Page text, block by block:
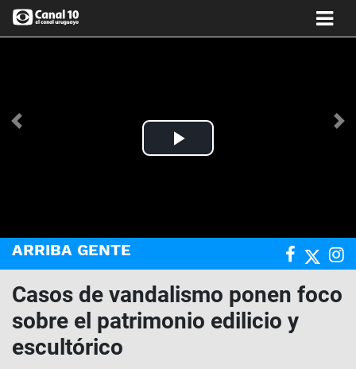
Play
Anterior
ARRIBA GENTE
Casos de vandalismo ponen foco
sobre el patrimonio edilicio y
escultórico